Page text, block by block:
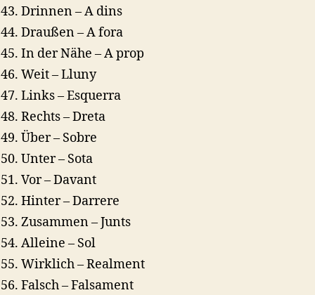
Drinnen – A dins
Draußen – A fora
In der Nähe – A prop
Weit – Lluny
Links – Esquerra
Rechts – Dreta
Über – Sobre
Unter – Sota
Vor – Davant
Hinter – Darrere
Zusammen – Junts
Alleine – Sol
Wirklich – Realment
Falsch – Falsament